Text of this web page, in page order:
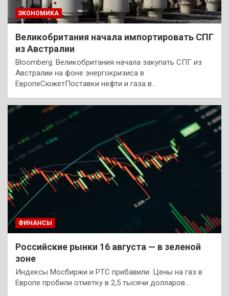
ЭКОНОМИКА
Великобритания начала импортировать СПГ
из Австралии
Bloomberg: Великобритания начала закупать СПГ из
Австралии на фоне энергокризиса в
ЕвропеСюжетПоставки нефти и газа в…
ФИНАНСЫ
Российские рынки 16 августа — в зеленой
зоне
Индексы Мосбиржи и РТС прибавили. Цены на газ в
Европе пробили отметку в 2,5 тысячи долларов…